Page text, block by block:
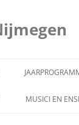
MUSICI EN